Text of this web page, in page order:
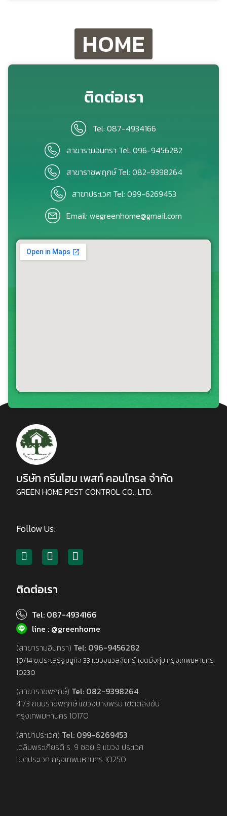
HOME
ติดต่อเรา
Tel: 087-4934166
สาขารามอินทรา Tel: 096-9456282
สาขาราชพฤกษ์ Tel: 082-9398264
สาขาประเวศ Tel: 099-6269453
Email: wegreenhome@gmail.com
บริษัท กรีนโฮม เพสท์ คอนโทรล จำกัด
GREEN HOME PEST CONTROL CO., LTD.
Follow Us:
ติดต่อเรา
Tel: 087-4934166
line : @greenhome
(สาขารามอินทรา) Tel: 096-9456282
10/14 ซ.ประเสริฐมนูกิจ 33 แขวงนวลจันทร์ เขตบึงกุ่ม กรุงเทพมหานคร
10230
(สาขาราชพฤกษ์) Tel: 082-9398264
41/3 ถนนราชพฤกษ์ แขวงบางพรม เขตตลิ่งชัน
กรุงเทพมหานคร 10170
(สาขาประเวศ) Tel: 099-6269453
เฉลิมพระเกียรติ ร. 9 ซอย 9 แขวง ประเวศ
เขตประเวศ กรุงเทพมหานคร 10250